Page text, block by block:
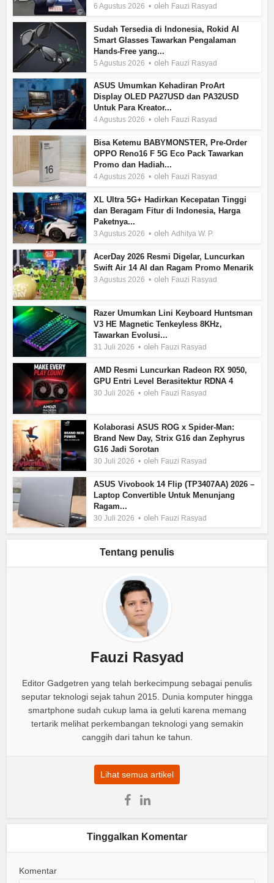
6 Agustus 2026 oleh Fauzi Rasyad
Sudah Tersedia di Indonesia, Rokid AI
Smart Glasses Tawarkan Pengalaman
Hands-Free yang...
5 Agustus 2026 oleh Fauzi Rasyad
ASUS Umumkan Kehadiran ProArt
Display OLED PA27USD dan PA32USD
Untuk Para Kreator...
4 Agustus 2026 oleh Fauzi Rasyad
Bisa Ketemu BABYMONSTER, Pre-Order
OPPO Reno16 F 5G Eco Pack Tawarkan
Promo dan Hadiah...
4 Agustus 2026 oleh Fauzi Rasyad
XL Ultra 5G+ Hadirkan Kecepatan Tinggi
dan Beragam Fitur di Indonesia, Harga
Paketnya...
3 Agustus 2026 olehAdhitya W. P.
AcerDay 2026 Resmi Digelar, Luncurkan
Swift Air 14 AI dan Ragam Promo Menarik
3 Agustus 2026 oleh Fauzi Rasyad
Razer Umumkan Lini Keyboard Huntsman
V3 HE Magnetic Tenkeyless 8KHz,
Tawarkan Evolusi...
31 Juli 2026 oleh Fauzi Rasyad
AMD Resmi Luncurkan Radeon RX 9050,
GPU Entri Level Berasitektur RDNA 4
30 Juli 2026 oleh Fauzi Rasyad
Kolaborasi ASUS ROG x Spider-Man:
Brand New Day, Strix G16 dan Zephyrus
G16 Jadi Sorotan
30 Juli 2026 oleh Fauzi Rasyad
ASUS Vivobook 14 Flip (TP3407AA) 2026 –
Laptop Convertible Untuk Menunjang
Ragam...
30 Juli 2026 oleh Fauzi Rasyad
Tentang penulis
Fauzi Rasyad
Editor Gadgetren yang telah berkecimpung sebagai penulis
seputar teknologi sejak tahun 2015. Dunia komputer hingga
smartphone sudah cukup lama ia geluti karena memang
tertarik melihat perkembangan teknologi yang semakin
canggih dari tahun ke tahun.
Lihat semua artikel
Tinggalkan Komentar
Komentar